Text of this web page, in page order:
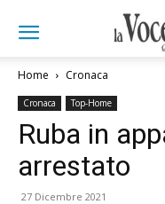
Home Cronaca
Cronaca Top-Home
Ruba in
arrestato
27 Dicembre 2021